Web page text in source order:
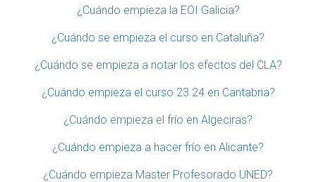
¿Cuándo empieza la EOI Galicia?
¿Cuándo se empieza el curso en Cataluña?
¿Cuándo se empieza a notar los efectos del CLA?
¿Cuándo empieza el curso 23 24 en Cantabria?
¿Cuándo empieza el frío en Algeciras?
¿Cuándo empieza a hacer frío en Alicante?
¿Cuándo empieza Master Profesorado UNED?